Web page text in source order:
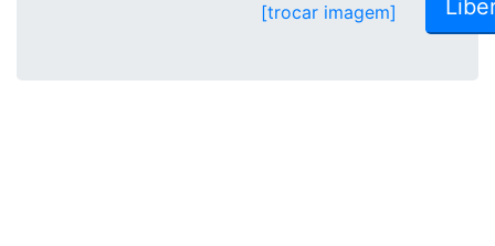
[trocar imagem]